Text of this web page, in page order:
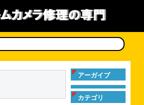
アーガイブ
カテゴリ